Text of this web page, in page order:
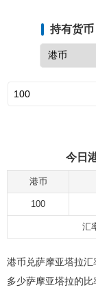
持有货币
今日
港币
100
汇
港币兑萨摩亚塔拉
多少萨摩亚塔拉的比